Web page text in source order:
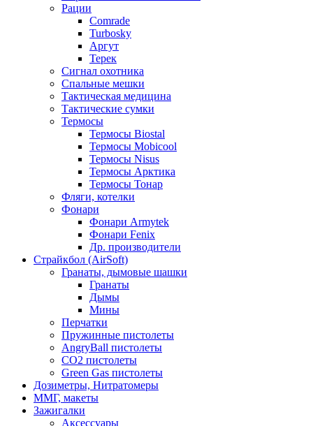
Рации
Comrade
Turbosky
Аргут
Терек
Сигнал охотника
Спальные мешки
Тактическая медицина
Тактические сумки
Термосы
Термосы Biostal
Термосы Mobicool
Термосы Nisus
Термосы Арктика
Термосы Тонар
Фляги, котелки
Фонари
Фонари Armytek
Фонари Fenix
Др. производители
Страйкбол (AirSoft)
Гранаты, дымовые шашки
Гранаты
Дымы
Мины
Перчатки
Пружинные пистолеты
AngryBall пистолеты
CO2 пистолеты
Green Gas пистолеты
Дозиметры, Нитратомеры
ММГ, макеты
Зажигалки
Аксессуары